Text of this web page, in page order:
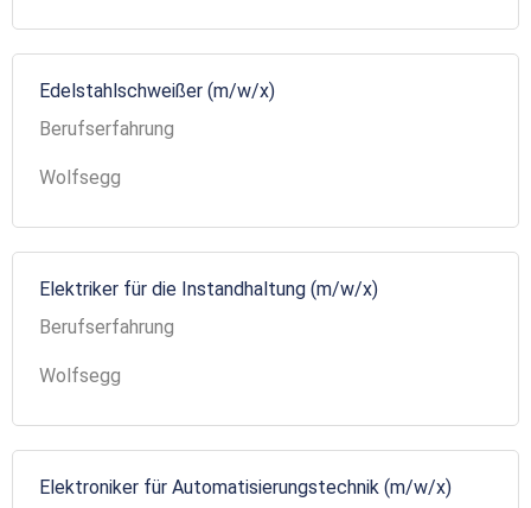
Edelstahlschweißer (m/w/x)
Berufserfahrung
Wolfsegg
Elektriker für die Instandhaltung (m/w/x)
Berufserfahrung
Wolfsegg
Elektroniker für Automatisierungstechnik (m/w/x)